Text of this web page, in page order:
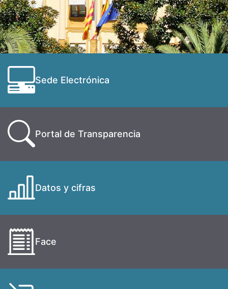
Sede Electrónica
Portal de Transparencia
Datos y cifras
Face